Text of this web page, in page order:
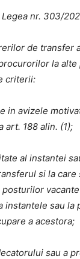
nr. 303/
de transfer
la alte
criterii:
in avizele
art. 188 alin. (1);
al instantei
si la care
instantele sau la
a acestora;
sau a